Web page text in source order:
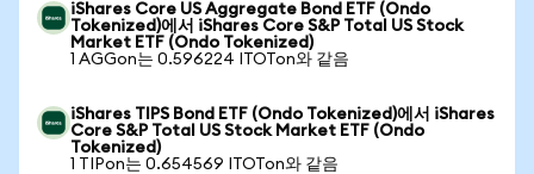
iShares Core US Aggregate Bond ETF (Ondo
Tokenized)에서 iShares Core S&P Total US Stock
Market ETF (Ondo Tokenized)
1 AGGon는 0.596224 ITOTon와 같음
iShares TIPS Bond ETF (Ondo Tokenized)에서 iShares
Core S&P Total US Stock Market ETF (Ondo
Tokenized)
1 TIPon는 0.654569 ITOTon와 같음